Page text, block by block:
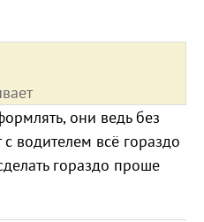
они ведь без
водителем всё гораздо
гораздо проше